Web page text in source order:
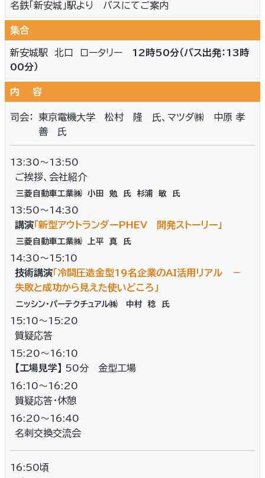
名鉄「新安城」駅より バスにてご案内
集合
新安城駅 北口 ロータリー 12時50分（バス出発：13時
00分）
内 容
司会：
東京電機大学 松村 隆 氏、マツダ㈱ 中原 孝
善 氏
13:30～13:50
ご挨拶、会社紹介
三菱自動車工業㈱ 小田 勉 氏 杉浦 敏 氏
13:50～14:30
講演 「新型アウトランダーPHEV 開発ストーリー」
三菱自動車工業㈱ 上平 真 氏
14:30～15:10
技術講演 「冷間圧造金型19名企業のAI活用リアル －
失敗と成功から見えた使いどころ」
ニッシン・パーテクチュアル㈱ 中村 稔 氏
15:10～15:20
質疑応答
15:20～16:10
【工場見学】
50分 金型工場
16:10～16:20
質疑応答・休憩
16:20～16:40
名刺交換交流会
16:50頃